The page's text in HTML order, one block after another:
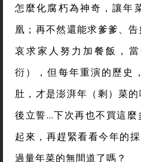
怎麼化腐朽為神奇，讓年
凰；再不然還能求爹爹、
哀求家人努力加餐飯，
衍），但每年重演的歷史
肚，才是澎湃年（剩）菜
後立誓…下次再也不買這
起來，再趕緊看看今年的
過量年菜的無間道了嗎？